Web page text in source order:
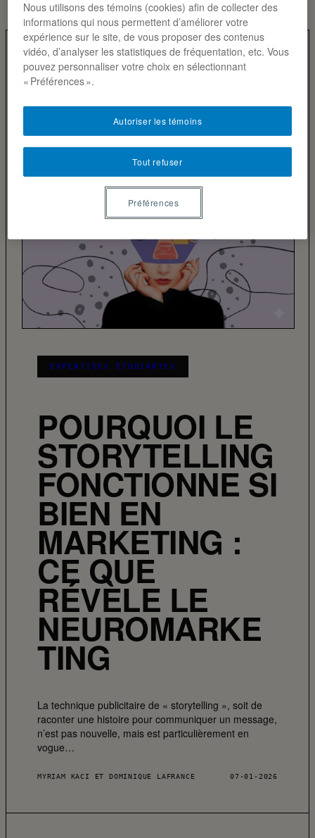
EXPERTISES ÉTUDIANTES
POURQUOI LE
STORYTELLING
FONCTIONNE SI
BIEN EN
MARKETING :
CE QUE
RÉVÈLE LE
NEUROMARKE
TING
La technique publicitaire de « storytelling », soit de
raconter une histoire pour communiquer un message,
n’est pas nouvelle, mais est particulièrement en
vogue…
MYRIAM KACI ET DOMINIQUE LAFRANCE 07·01·2026
Nous utilisons des témoins (cookies) afin de collecter des
informations qui nous permettent d’améliorer votre
expérience sur le site, de vous proposer des contenus
vidéo, d’analyser les statistiques de fréquentation, etc. Vous
pouvez personnaliser votre choix en sélectionnant
« Préférences ».
Tout refuser
Autoriser les témoins
Préférences